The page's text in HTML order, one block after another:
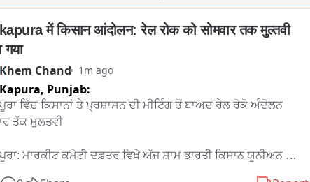
में किसान आंदोलन: रेल रोक को सोमवार तक मुल्तवी
गया
Khem Chand 1m ago
Punjab:
ਵਿੱਚ ਕਿਸਾਨਾਂ ਤੇ ਪ੍ਰਸ਼ਾਸਨ ਦੀ ਮੀਟਿੰਗ ਤੋਂ ਬਾਅਦ ਰੇਲ ਰੋਕੋ ਅੰਦੋਲਨ
ਤੱਕ ਮੁਲਤਵੀ
ਮਾਰਕੀਟ ਕਮੇਟੀ ਦਫ਼ਤਰ ਵਿਖੇ ਅੱਜ ਸ਼ਾਮ ਭਾਰਤੀ ਕਿਸਾਨ ਯੂਨੀਅਨ